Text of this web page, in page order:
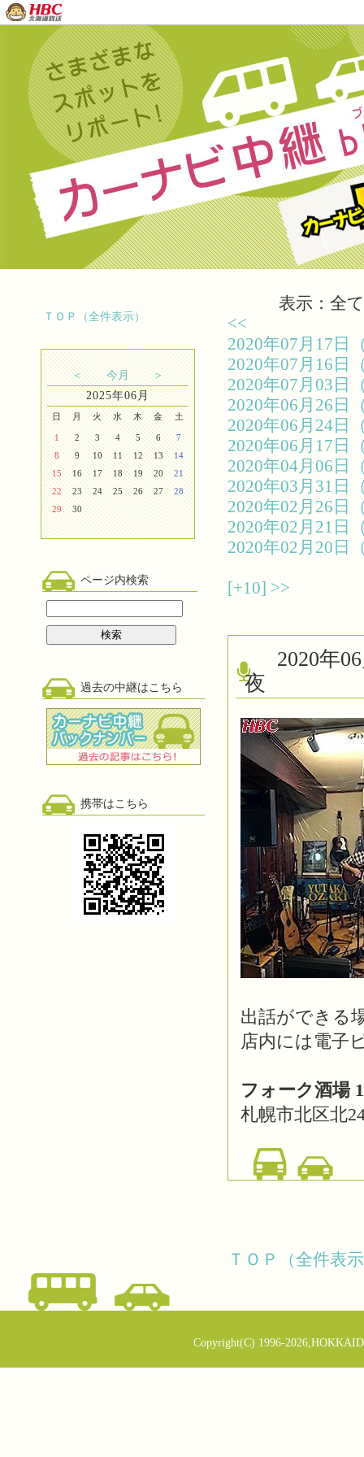
ＴＯＰ（全件表示）
＜ 今月
＞
2025年06月
日 月 火 水 木 金 土
1 2 3 4 5 6
7
8
9 10 11 12 13
14
15
16 17 18 19 20
21
22
23 24 25 26 27
28
29
30
ページ内検索
過去の中継はこちら
携帯はこちら
表示：全て
<<
2020年07月17
2020年07月16
2020年07月03
2020年06月26
2020年06月24
2020年06月17
2020年04月06
2020年03月31
2020年02月26
2020年02月21
2020年02月20
[+10] >>
2020年
夜
出話ができる
店内には電子
フォーク酒場
札幌市北区北
ＴＯＰ（全件表
Copyright(C) 1996-